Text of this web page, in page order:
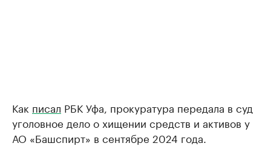
Как писал РБК Уфа, прокуратура передала в суд
уголовное дело о хищении средств и активов у
АО «Башспирт» в сентябре 2024 года.